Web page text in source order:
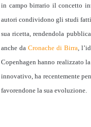
in campo birrario il concetto
autori condividono gli studi fatti
sua ricetta, rendendola
anche da Cronache di Birra,
Copenhagen hanno realizzato
innovativo, ha recentemente
favorendone la sua evoluzione.